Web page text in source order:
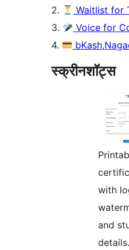
2.
Waitlist for
3.
Voice for
4.
स्क्रीनशॉट्स
with
and
details.